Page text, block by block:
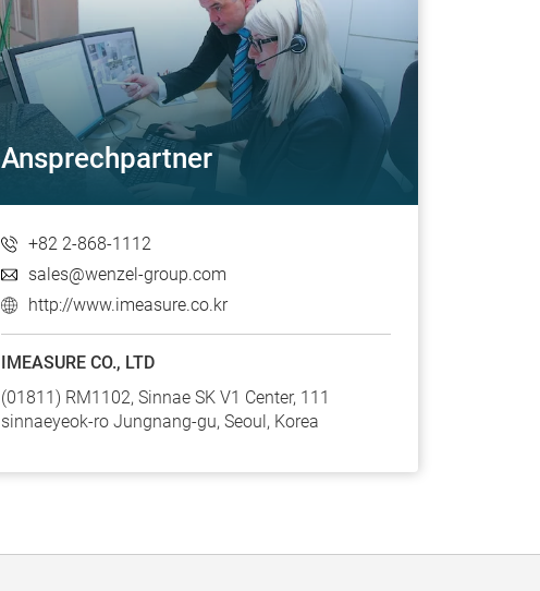
Ansprechpartner
+82 2-868-1112
sales@wenzel-group.com
http://www.imeasure.co.kr
IMEASURE CO., LTD
(01811) RM1102, Sinnae SK V1 Center, 111
sinnaeyeok-ro Jungnang-gu, Seoul, Korea